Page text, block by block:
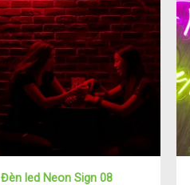
Đèn led Neon Sign 08